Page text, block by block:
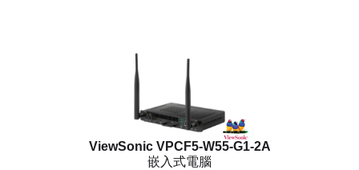
ViewSonic VPCF5-W55-G1-2A
嵌入式電腦